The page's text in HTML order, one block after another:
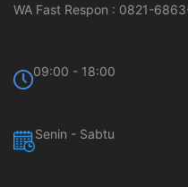
WA Fast Respon : 0821-
09:00 - 18:00
Senin - Sabtu